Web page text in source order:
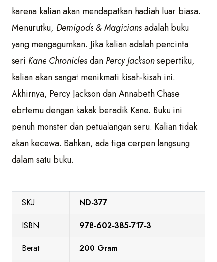
karena kalian akan mendapatkan hadiah luar biasa.
Menurutku, Demigods & Magiciansadalah buku
yang mengagumkan. Jika kalian adalah pencinta
seri Kane Chroniclesdan Percy Jacksonsepertiku,
kalian akan sangat menikmati kisah-kisah ini.
Akhirnya, Percy Jackson dan Annabeth Chase
ebrtemu dengan kakak beradik Kane. Buku ini
penuh monster dan petualangan seru. Kalian tidak
akan kecewa. Bahkan, ada tiga cerpen langsung
dalam satu buku.
SKU ND-377
ISBN 978-602-385-717-3
Berat 200 Gram